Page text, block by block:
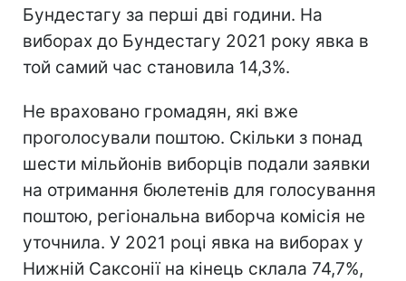
Бундестагу за перші дві години. На
виборах до Бундестагу 2021 року явка в
той самий час становила 14,3%.
Не враховано громадян, які вже
проголосували поштою. Скільки з понад
шести мільйонів виборців подали заявки
на отримання бюлетенів для голосування
поштою, регіональна виборча комісія не
уточнила. У 2021 році явка на виборах у
Нижній Саксонії на кінець склала 74,7%,